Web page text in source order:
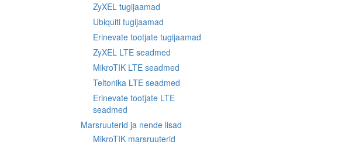
ZyXEL tugijaamad
Ubiquiti tugijaamad
Erinevate tootjate tugijaamad
ZyXEL LTE seadmed
MikroTIK LTE seadmed
Teltonika LTE seadmed
Erinevate tootjate LTE
seadmed
Marsruuterid ja nende lisad
MikroTIK marsruuterid